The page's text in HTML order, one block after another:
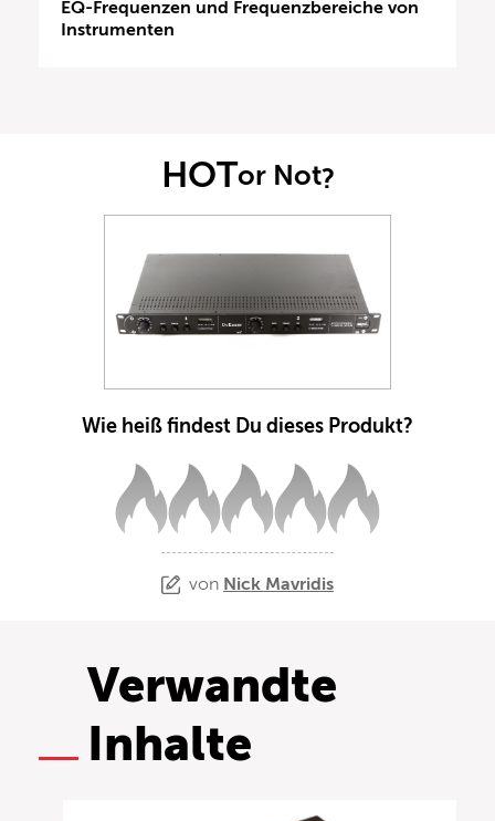
EQ-Frequenzen und Frequenzbereiche von
Instrumenten
HOTor Not?
Wie heiß findest Du dieses Produkt?
von Nick Mavridis
Verwandte
Inhalte